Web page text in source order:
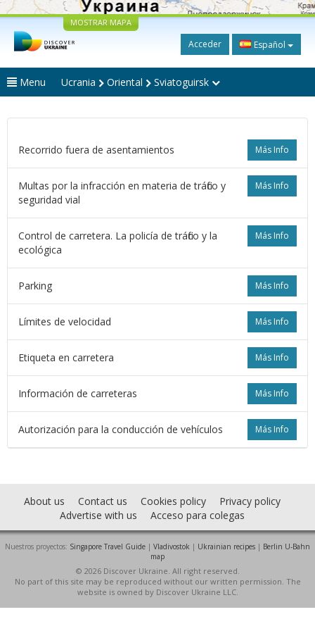
MOSTRAR MAPA
Acceder Español
Menu Ucrania Oriental Sviatoguirsk
Más Info
Recorrido fuera de asentamientos
Más Info
Multas por la infracción en materia de tráfico y
seguridad vial
Más Info
Control de carretera. La policía de tráfico y la
ecológica
Más Info
Parking
Más Info
Límites de velocidad
Más Info
Etiqueta en carretera
Más Info
Información de carreteras
Más Info
Autorización para la conducción de vehículos
About us Contact us Cookies policy
Privacy policy
Advertise with us
Acceso para colegas
Nuestros proyectos: Singapore Travel Guide | Vladivostok | Ukrainian recipes | Berlin U-Bahn
map
© 2026 Discover Ukraine. All right reserved.
No part of this site may be reproduced without our written permission. The
website is owned by Discover Ukraine LLC.